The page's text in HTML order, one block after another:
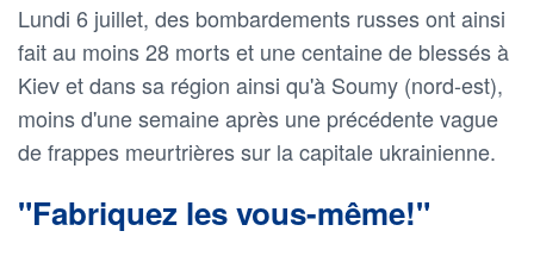
Lundi 6 juillet, des bombardements russes ont ainsi
fait au moins 28 morts et une centaine de blessés à
Kiev et dans sa région ainsi qu'à Soumy (nord-est),
moins d'une semaine après une précédente vague
de frappes meurtrières sur la capitale ukrainienne.
"Fabriquez les vous-même!"